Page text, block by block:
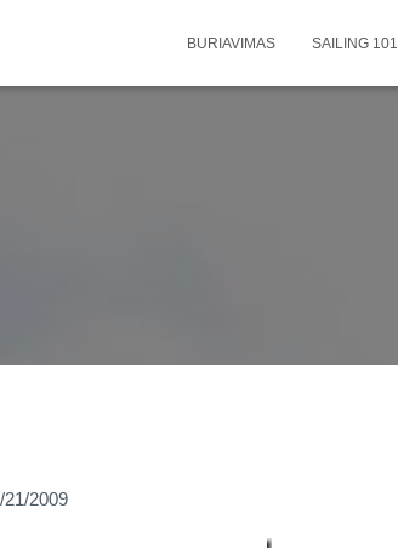
BURIAVIMAS SAILING 101
21/2009